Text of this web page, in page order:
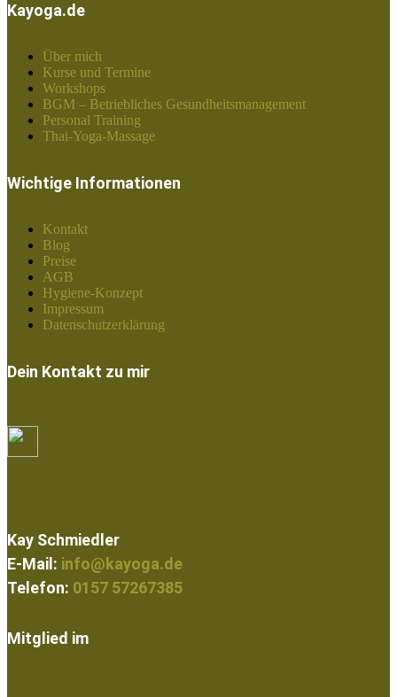
Kayoga.de
Über mich
Kurse und Termine
Workshops
BGM – Betriebliches Gesundheitsmanagement
Personal Training
Thai-Yoga-Massage
Wichtige Informationen
Kontakt
Blog
Preise
AGB
Hygiene-Konzept
Impressum
Datenschutzerklärung
Dein Kontakt zu mir
Kay Schmiedler
E-Mail: info@kayoga.de
Telefon: 0157 57267385
Mitglied im